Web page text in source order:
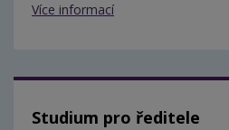
Více informací
Studium pro ředitele